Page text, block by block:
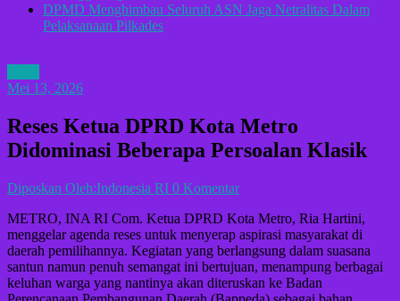
DPMD Menghimbau Seluruh ASN Jaga Netralitas Dalam
Pelaksanaan Pilkades
Mei 13, 2026
Reses Ketua DPRD Kota Metro
Didominasi Beberapa Persoalan Klasik
Diposkan Oleh:Indonesia RI 0 Komentar
METRO, INA RI Com. Ketua DPRD Kota Metro, Ria Hartini,
menggelar agenda reses untuk menyerap aspirasi masyarakat di
daerah pemilihannya. Kegiatan yang berlangsung dalam suasana
santun namun penuh semangat ini bertujuan, menampung berbagai
keluhan warga yang nantinya akan diteruskan ke Badan